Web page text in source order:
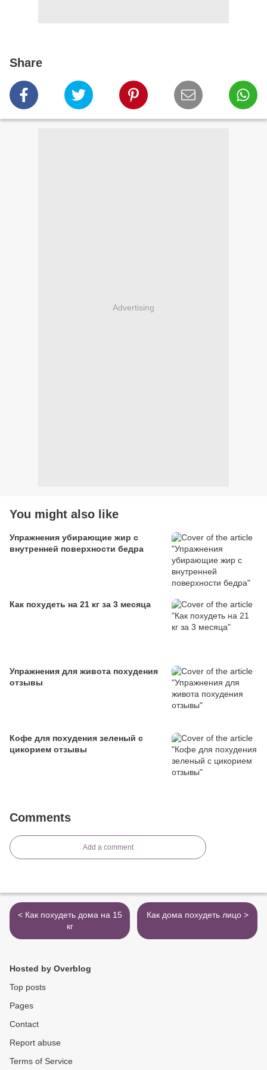
Share
Advertising
You might also like
Упражнения убирающие жир с
внутренней поверхности бедра
Как похудеть на 21 кг за 3 месяца
Упражнения для живота похудения
отзывы
Кофе для похудения зеленый с
цикорием отзывы
Comments
Add a comment
< Как похудеть дома на 15
кг
Как дома похудеть лицо >
Hosted by Overblog
Top posts
Pages
Contact
Report abuse
Terms of Service